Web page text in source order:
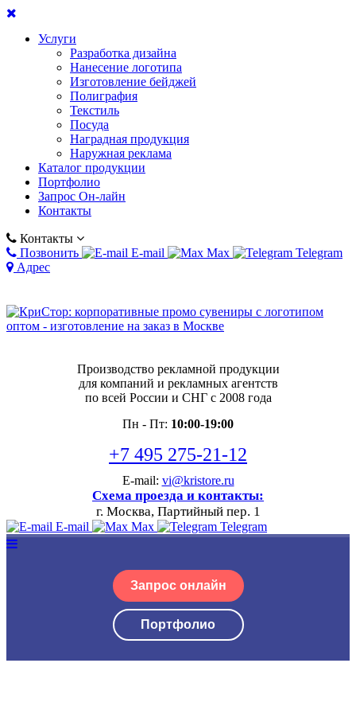
Услуги
Разработка дизайна
Нанесение логотипа
Изготовление бейджей
Полиграфия
Текстиль
Посуда
Наградная продукция
Наружная реклама
Каталог продукции
Портфолио
Запрос Он-лайн
Контакты
Контакты
Позвонить
E-mail Max
Telegram
Адрес
Производство рекламной продукции
для компаний и рекламных агентств
по всей России и СНГ с 2008 года
Пн - Пт: 10:00-19:00
+7 495 275-21-12
E-mail: vi@kristore.ru
Схема проезда и контакты:
г. Москва, Партийный пер. 1
E-mail Max Telegram
Запрос онлайн
Портфолио